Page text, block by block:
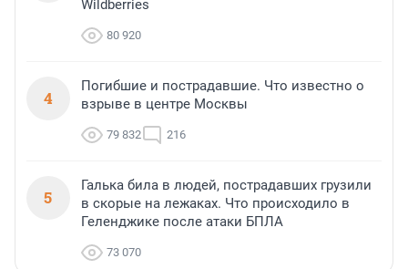
Wildberries
80 920
4
Погибшие и пострадавшие. Что известно о
взрыве в центре Москвы
79 832 216
5
Галька била в людей, пострадавших грузили
в скорые на лежаках. Что происходило в
Геленджике после атаки БПЛА
73 070